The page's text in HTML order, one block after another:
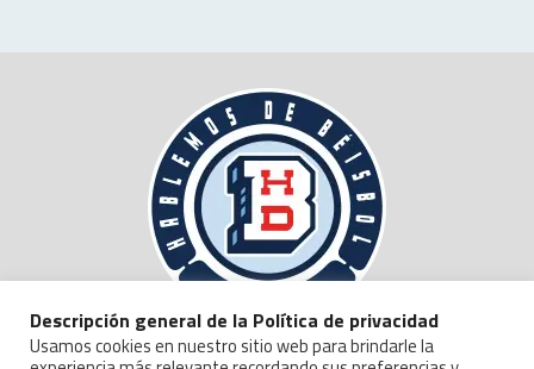
Descripción general de la Política de privacidad
Usamos cookies en nuestro sitio web para brindarle la